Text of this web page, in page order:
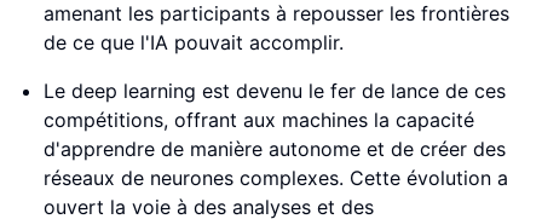
amenant les participants à repousser les frontières
de ce que l'IA pouvait accomplir.
Le deep learning est devenu le fer de lance de ces
compétitions, offrant aux machines la capacité
d'apprendre de manière autonome et de créer des
réseaux de neurones complexes. Cette évolution a
ouvert la voie à des analyses et des